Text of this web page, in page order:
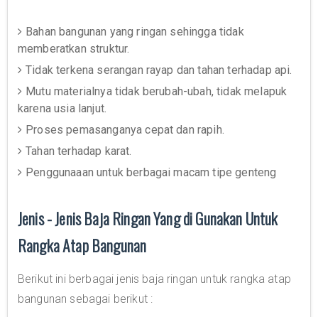
Bahan bangunan yang ringan sehingga tidak
memberatkan struktur.
Tidak terkena serangan rayap dan tahan terhadap api.
Mutu materialnya tidak berubah-ubah, tidak melapuk
karena usia lanjut.
Proses pemasanganya cepat dan rapih.
Tahan terhadap karat.
Penggunaaan untuk berbagai macam tipe genteng
Jenis - Jenis Baja Ringan Yang di Gunakan Untuk
Rangka Atap Bangunan
Berikut ini berbagai jenis baja ringan untuk rangka atap
bangunan sebagai berikut :